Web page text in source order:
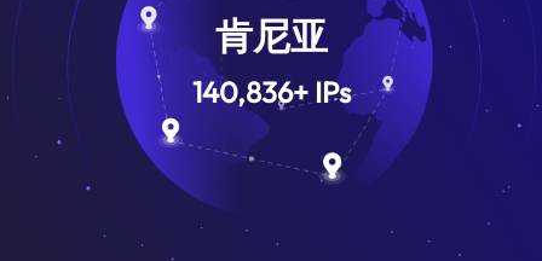
肯尼亚
140,836+IPs